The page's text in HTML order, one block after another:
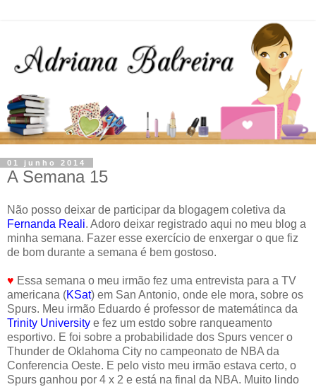
01 junho 2014
A Semana 15
Não posso deixar de participar da blogagem coletiva da
Fernanda Reali. Adoro deixar registrado aqui no meu blog a
minha semana. Fazer esse exercício de enxergar o que fiz
de bom durante a semana é bem gostoso.
♥ Essa semana o meu irmão fez uma entrevista para a TV
americana (KSat) em San Antonio, onde ele mora, sobre os
Spurs. Meu irmão Eduardo é professor de matemátinca da
Trinity University e fez um estdo sobre ranqueamento
esportivo. E foi sobre a probabilidade dos Spurs vencer o
Thunder de Oklahoma City no campeonato de NBA da
Conferencia Oeste. E pelo visto meu irmão estava certo, o
Spurs ganhou por 4 x 2 e está na final da NBA. Muito lindo